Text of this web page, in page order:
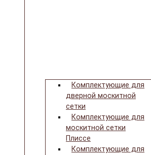
Комплектующие для
дверной москитной
сетки
Комплектующие для
москитной сетки
Плиссе
Комплектующие для